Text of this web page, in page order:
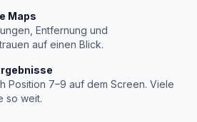
Maps
Entfernung und
auf einen Blick.
Position 7–9 auf dem Screen. Viele
so weit.